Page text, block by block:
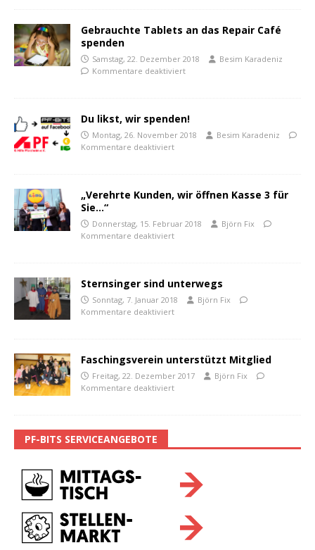
Gebrauchte Tablets an das Repair Café
spenden
Samstag, 22. Dezember 2018
Besim Karadeniz
Kommentare deaktiviert
Du likst, wir spenden!
Montag, 26. November 2018
Besim Karadeniz
Kommentare deaktiviert
„Verehrte Kunden, wir öffnen Kasse 3 für
Sie…“
Donnerstag, 15. Februar 2018
Björn Fix
Kommentare deaktiviert
Sternsinger sind unterwegs
Sonntag, 7. Januar 2018
Björn Fix
Kommentare deaktiviert
Faschingsverein unterstützt Mitglied
Freitag, 22. Dezember 2017
Björn Fix
Kommentare deaktiviert
PF-BITS SERVICEANGEBOTE